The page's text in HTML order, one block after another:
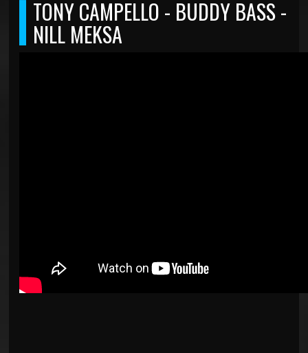
TONY CAMPELLO - BUDDY BASS -
NILL MEKSA